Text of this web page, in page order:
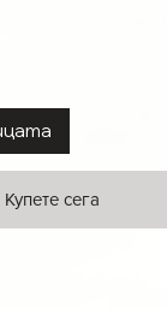
Купете сега